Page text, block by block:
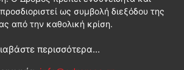
ως συμβολή διεξόδου της
από την καθολική κρίση.
περισσότερα...